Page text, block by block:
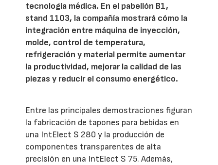
tecnología médica. En el pabellón B1,
stand 1103, la compañía mostrará cómo la
integración entre máquina de inyección,
molde, control de temperatura,
refrigeración y material permite aumentar
la productividad, mejorar la calidad de las
piezas y reducir el consumo energético.
Entre las principales demostraciones figuran
la fabricación de tapones para bebidas en
una IntElect S 280 y la producción de
componentes transparentes de alta
precisión en una IntElect S 75. Además,